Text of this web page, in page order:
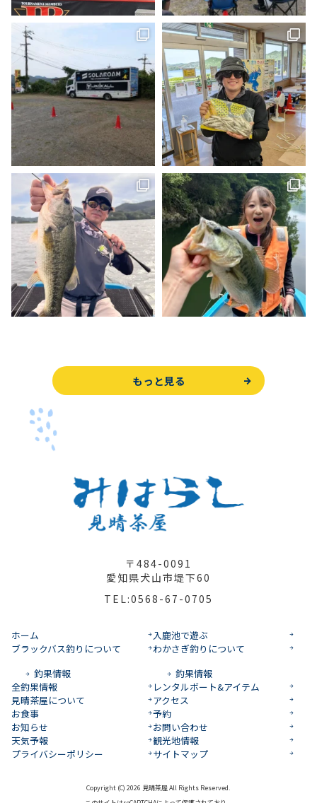
もっと見る
〒484-0091
愛知県犬山市堤下60
TEL:0568-67-0705
ホーム
入鹿池で遊ぶ
ブラックバス釣りについて
釣果情報
わかさぎ釣りについて
釣果情報
全釣果情報
レンタルボート&アイテム
見晴茶屋について
アクセス
お食事
予約
お知らせ
お問い合わせ
天気予報
観光地情報
プライバシーポリシー
サイトマップ
Copyright (C) 2026 見晴茶屋 All Rights Reserved.